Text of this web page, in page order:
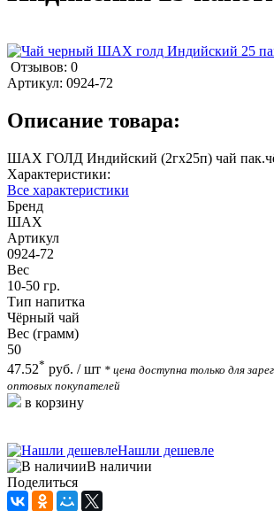
Отзывов: 0
Артикул: 0924-72
Описание товара:
ШАХ ГОЛД Индийский (2гх25п) чай
Характеристики:
Все характеристики
Бренд
ШАХ
Артикул
0924-72
Вес
10-50 гр.
Тип напитка
Чёрный чай
Вес (грамм)
50
47.52* руб. / шт * цена доступна только для
оптовых покупателей
в корзину
Нашли дешевле
В наличии
Поделиться